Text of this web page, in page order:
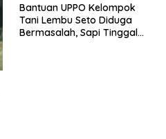
Bantuan UPPO Kelompok
Tani Lembu Seto Diduga
Bermasalah, Sapi Tinggal